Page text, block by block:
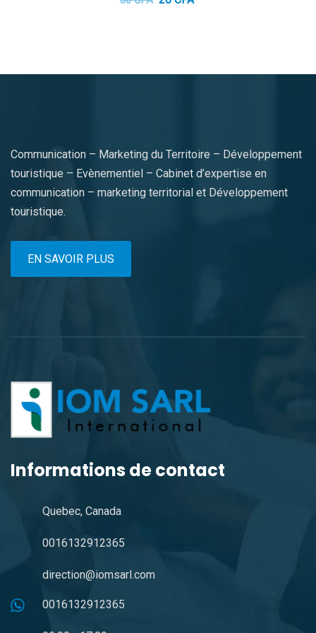
Communication – Marketing du Territoire – Développement
touristique – Evènementiel – Cabinet d’expertise en
communication – marketing territorial et Développement
touristique.
EN SAVOIR PLUS
Informations de contact
Quebec, Canada
0016132912365
direction@iomsarl.com
0016132912365